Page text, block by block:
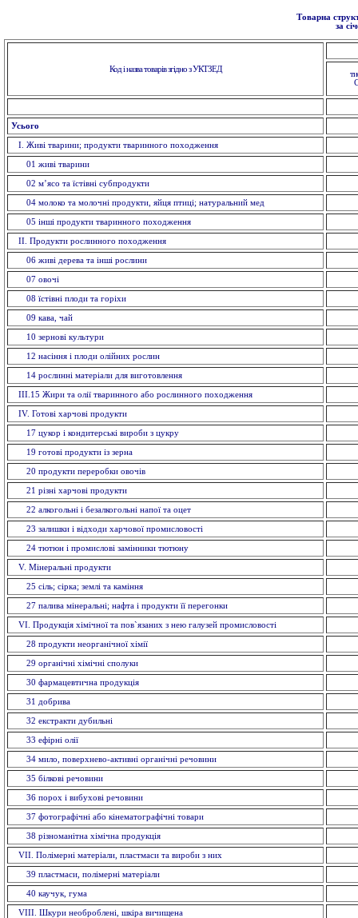
Товарна
за
Код і назва товарів згідно з УКТЗЕД
Усього
I. Живi тварини; продукти тваринного походження
01 живi тварини
02 м’ясо та їстівні субпродукти
04 молоко та молочні продукти, яйця птиці; натуральний мед
05 інші продукти тваринного походження
II. Продукти рослинного походження
06 живі дерева та інші рослини
07 овочi
08 їстівні плоди та горіхи
09 кава, чай
10 зерновi культури
12 насiння і плоди олійних рослин
14 рослинні матеріали для виготовлення
ІІІ.15 Жири та олії тваринного або рослинного походження
IV. Готові харчові продукти
17 цукор і кондитерські вироби з цукру
19 готові продукти із зерна
20 продукти переробки овочів
21 різні харчові продукти
22 алкогольні і безалкогольні напої та оцет
23 залишки і відходи харчової промисловості
24 тютюн і промислові замінники тютюну
V. Мiнеральнi продукти
25 сіль; сірка; землі та каміння
27 палива мінеральні; нафта і продукти її перегонки
VI. Продукція хімічної та пов`язаних з нею галузей промисловостi
28 продукти неорганічної хімії
29 органiчнi хiмiчнi сполуки
30 фармацевтична продукція
31 добрива
32 екстракти дубильнi
33 ефiрнi олії
34 мило, поверхнево-активні органічні речовини
35 бiлковi речовини
36 порох і вибухові речовини
37 фотографічні або кінематографічні товари
38 різноманітна хімічна продукція
VII. Полімерні матеріали, пластмаси та вироби з них
39 пластмаси, полімерні матеріали
40 каучук, гума
VIII. Шкури необроблені, шкіра вичищена